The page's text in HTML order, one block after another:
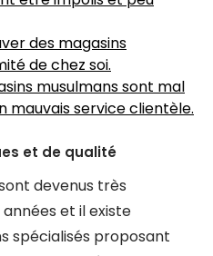
des magasins
de chez soi.
musulmans sont mal
mauvais service clientèle.
et de qualité
devenus très
et il existe
spécialisés proposant